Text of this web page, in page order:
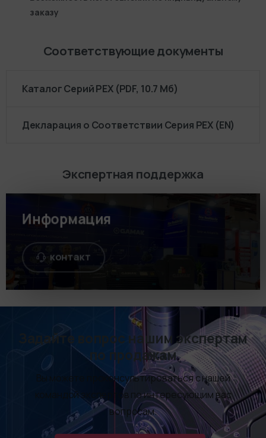
заказу
Экспертная поддержка
Информация
контакт
Соответствующие документы
Каталог Серий PEX (PDF, 10.7 Мб)
Декларация о Соответствии Серия PEX (EN)
Задайте вопрос нашим экспертам
по продажам
Вы можете проконсультироваться с нашей
командой экспертов по интересующим вас
вопросам.